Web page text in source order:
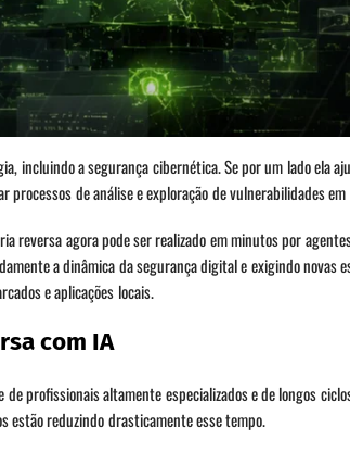
incluindo a segurança cibernética. Se por um lado ela
de análise e exploração de vulnerabilidades em
reversa agora pode ser realizado em minutos por
a dinâmica da segurança digital e exigindo novas
e aplicações locais.
com IA
profissionais altamente especializados e de longos
estão reduzindo drasticamente esse tempo.